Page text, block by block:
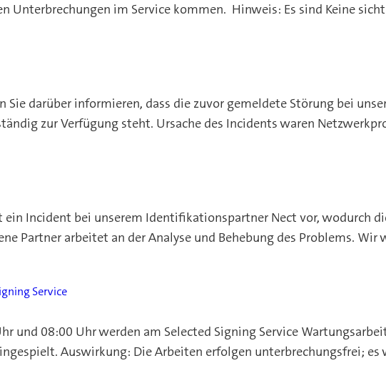
Unterbrechungen im Service kommen. Hinweis: Es sind Keine
Sie darüber informieren, dass die zuvor gemeldete Störung bei
zur Verfügung steht. Ursache des Incidents waren
Incident bei unserem Identifikationspartner Nect vor, wodurch
Partner arbeitet an der Analyse und Behebung des Problems. Wir
Service
und 08:00 Uhr werden am Selected Signing Service
Auswirkung: Die Arbeiten erfolgen unterbrechungsfrei;